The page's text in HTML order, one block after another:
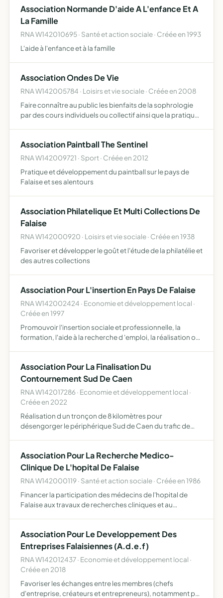
Association Normande D'aide A L'enfance Et A
La Famille
RNA W142010695 · Santé et action sociale · Créée en 1993
L'aide à l'enfance et à la famille
Association Ondes De Vie
RNA W142005784 · Loisirs et vie sociale · Créée en 2008
Faire connaître au public les bienfaits de la sophrologie
par des cours individuels ou collectif ainsi que la pratique
Association Paintball The Sentinel
RNA W142009721 · Sport · Créée en 2012
Pratique et développement du paintball sur le pays de
Falaise et ses alentours
Association Philatelique Et Multi Collections De
Falaise
RNA W142000920 · Loisirs et vie sociale · Créée en 1938
Favoriser et développer le goût et l'étude de la philatélie et
des autres collections
Association Pour L'insertion En Pays De Falaise
RNA W142002424 · Economie et développement local ·
Créée en 1997
Promouvoir l'insertion sociale et professionnelle, la
formation, l'aide à la recherche d 'emploi, la réalisation ou
Association Pour La Finalisation Du
Contournement Sud De Caen
RNA W142017286 · Economie et développement local ·
Créée en 2022
Réalisation d un tronçon de 8 kilomètres pour
désengorger le périphérique Sud de Caen du trafic de
effective et …
Association Pour La Recherche Medico-
Clinique De L'hopital De Falaise
RNA W142000119 · Santé et action sociale · Créée en 1986
Financer la participation des médecins de l'hopital de
Falaise aux travaux de recherches cliniques et au
Association Pour Le Developpement Des
Entreprises Falaisiennes (A.d.e.f)
RNA W142012437 · Economie et développement local ·
Créée en 2018
Favoriser les échanges entre les membres (chefs
d'entreprise, créateurs et entrepreneurs), notamment par